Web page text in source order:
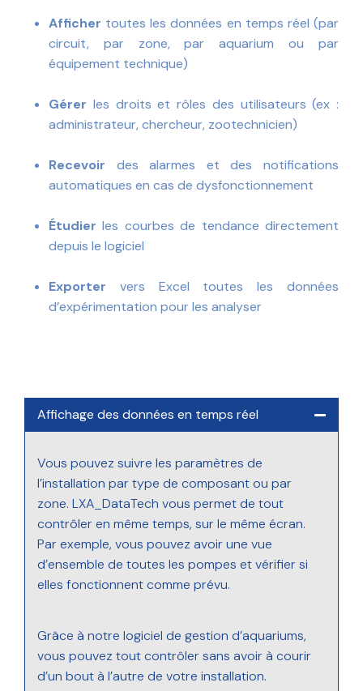
Afficher toutes les données en temps réel (par
circuit, par zone, par aquarium ou par
équipement technique)
Gérer les droits et rôles des utilisateurs (ex :
administrateur, chercheur, zootechnicien)
Recevoir des alarmes et des notifications
automatiques en cas de dysfonctionnement
Étudier les courbes de tendance directement
depuis le logiciel
Exporter vers Excel toutes les données
d’expérimentation pour les analyser
Affichage des données en temps réel
Vous pouvez suivre les paramètres de
l’installation par type de composant ou par
zone. LXA_DataTech vous permet de tout
contrôler en même temps, sur le même écran.
Par exemple, vous pouvez avoir une vue
d’ensemble de toutes les pompes et vérifier si
elles fonctionnent comme prévu.
Grâce à notre logiciel de gestion d’aquariums,
vous pouvez tout contrôler sans avoir à courir
d’un bout à l’autre de votre installation.